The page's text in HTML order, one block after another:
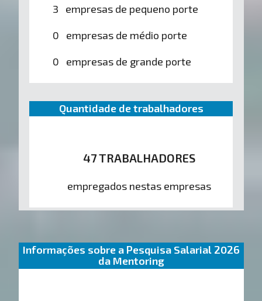
3 empresas de pequeno porte
0 empresas de médio porte
0 empresas de grande porte
Quantidade de trabalhadores
47 TRABALHADORES
empregados nestas empresas
Informações sobre a Pesquisa Salarial 2026
da Mentoring